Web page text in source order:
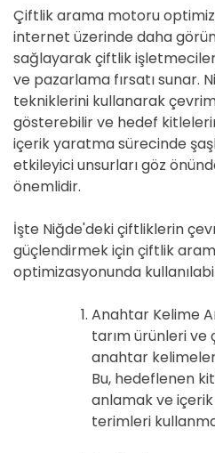
Çiftlik arama motoru
internet üzerinde daha
sağlayarak çiftlik
ve pazarlama fırsatı sunar.
tekniklerini kullanarak
gösterebilir ve hedef
içerik yaratma sürecinde
etkileyici unsurları göz
önemlidir.
İşte Niğde'deki çiftliklerin
güçlendirmek için çiftlik
optimizasyonunda
Anahtar Kelime
tarım ürünleri
anahtar
Bu, hedeflenen
anlamak ve
terimleri